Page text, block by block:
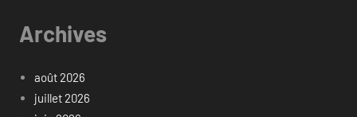
Archives
août 2026
juillet 2026